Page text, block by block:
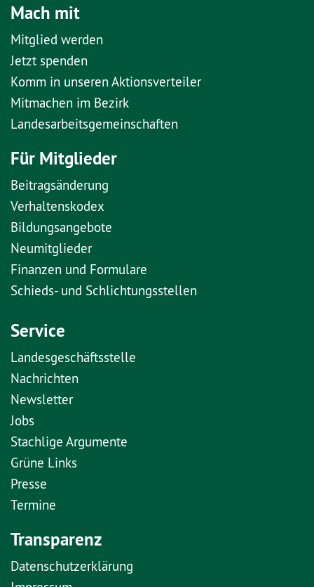
Mach mit
Mitglied werden
Jetzt spenden
Komm in unseren Aktionsverteiler
Mitmachen im Bezirk
Landesarbeitsgemeinschaften
Für Mitglieder
Beitragsänderung
Verhaltenskodex
Bildungsangebote
Neumitglieder
Finanzen und Formulare
Schieds- und Schlichtungsstellen
Service
Landesgeschäftsstelle
Nachrichten
Newsletter
Jobs
Stachlige Argumente
Grüne Links
Presse
Termine
Transparenz
Datenschutzerklärung